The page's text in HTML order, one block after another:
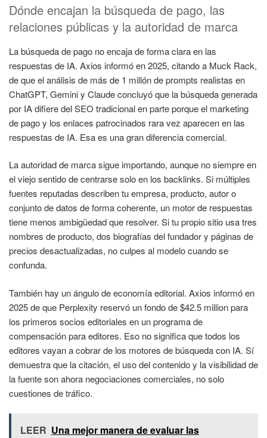
Dónde encajan la búsqueda de pago, las
relaciones públicas y la autoridad de marca
La búsqueda de pago no encaja de forma clara en las
respuestas de IA. Axios informó en 2025, citando a Muck Rack,
de que el análisis de más de 1 millón de prompts realistas en
ChatGPT, Gemini y Claude concluyó que la búsqueda generada
por IA difiere del SEO tradicional en parte porque el marketing
de pago y los enlaces patrocinados rara vez aparecen en las
respuestas de IA. Esa es una gran diferencia comercial.
La autoridad de marca sigue importando, aunque no siempre en
el viejo sentido de centrarse solo en los backlinks. Si múltiples
fuentes reputadas describen tu empresa, producto, autor o
conjunto de datos de forma coherente, un motor de respuestas
tiene menos ambigüedad que resolver. Si tu propio sitio usa tres
nombres de producto, dos biografías del fundador y páginas de
precios desactualizadas, no culpes al modelo cuando se
confunda.
También hay un ángulo de economía editorial. Axios informó en
2025 de que Perplexity reservó un fondo de $42.5 million para
los primeros socios editoriales en un programa de
compensación para editores. Eso no significa que todos los
editores vayan a cobrar de los motores de búsqueda con IA. Sí
demuestra que la citación, el uso del contenido y la visibilidad de
la fuente son ahora negociaciones comerciales, no solo
cuestiones de tráfico.
LEER Una mejor manera de evaluar las